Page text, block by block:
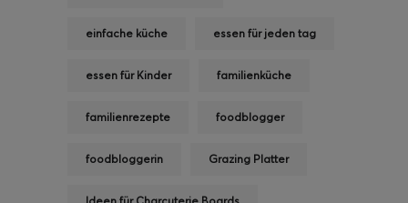
einfache küche essen für jeden tag
essen für Kinder familienküche
familienrezepte foodblogger
foodbloggerin Grazing Platter